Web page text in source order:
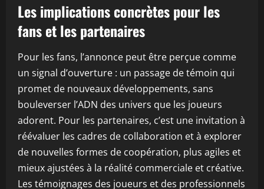
Les implications concrètes pour les
fans et les partenaires
Pour les fans, l’annonce peut être perçue comme
un signal d’ouverture : un passage de témoin qui
promet de nouveaux développements, sans
bouleverser l’ADN des univers que les joueurs
adorent. Pour les partenaires, c’est une invitation à
réévaluer les cadres de collaboration et à explorer
de nouvelles formes de coopération, plus agiles et
mieux ajustées à la réalité commerciale et créative.
Les témoignages des joueurs et des professionnels